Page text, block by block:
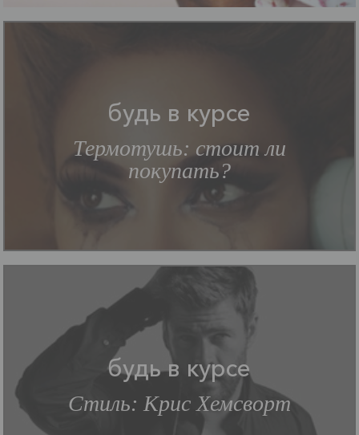
будь в курсе
Термотушь: стоит ли
покупать?
будь в курсе
Стиль: Крис Хемсворт